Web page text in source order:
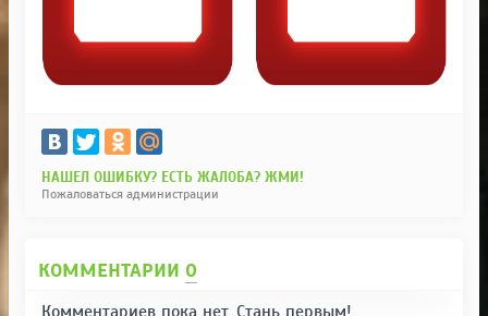
НАШЕЛ ОШИБКУ? ЕСТЬ ЖАЛОБА? ЖМИ!
Пожаловаться администрации
КОММЕНТАРИИ 0
Комментариев пока нет. Стань первым!